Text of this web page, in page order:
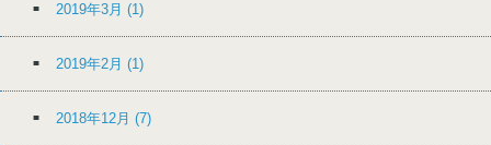
2019年3月 (1)
2019年2月 (1)
2018年12月 (7)